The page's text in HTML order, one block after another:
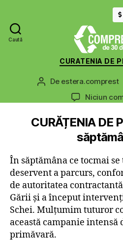
Caută
CURATENIA DE
Autor
De estera.comprest
Niciun
CURĂȚENIA DE
În săptămâna ce tocmai
deservent a parcurs,
de autoritatea
Gării și a început
Schei. Mulțumim tuturor
această campanie intensă
primăvară.